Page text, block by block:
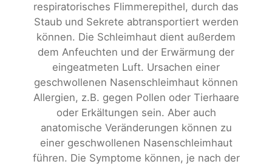
respiratorisches Flimmerepithel, durch das
Staub und Sekrete abtransportiert werden
können. Die Schleimhaut dient außerdem
dem Anfeuchten und der Erwärmung der
eingeatmeten Luft. Ursachen einer
geschwollenen Nasenschleimhaut können
Allergien, z.B. gegen Pollen oder Tierhaare
oder Erkältungen sein. Aber auch
anatomische Veränderungen können zu
einer geschwollenen Nasenschleimhaut
führen. Die Symptome können, je nach der